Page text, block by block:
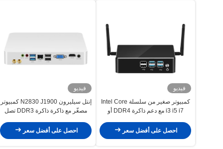
فيديو
كمبيوتر صغير من سلسلة Intel Core
i3 i5 i7 مع دعم ذاكرة DDR4 أو
احصل على أفضل سعر
فيديو
إنتل سيليرون N2830 J1900 كمبيوتر
مصغّر مع ذاكرة ذاكرة DDR3 تصل
احصل على أفضل سعر